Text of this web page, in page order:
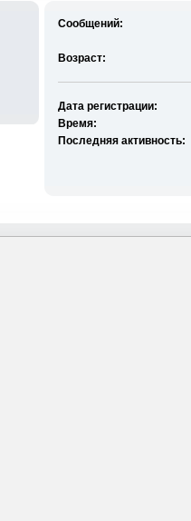
Сообщений:
Возраст:
Дата регистрации:
Время:
Последняя активность: